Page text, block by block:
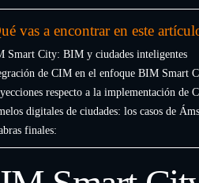
City.
vas a encontrar en este
Smart City: BIM y ciudades inteligentes
de CIM en el enfoque BIM Smart
respecto a la implementación de
digitales de ciudades: los casos de